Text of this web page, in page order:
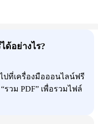
ด้อย่างไร?
ปที่เครื่องมือออนไลน์ฟรี
รวม PDF” เพื่อรวมไฟล์